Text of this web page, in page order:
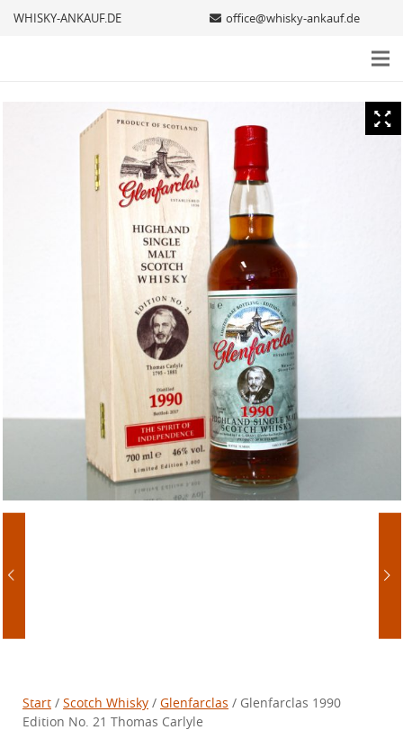
WHISKY-ANKAUF.DE office@whisky-ankauf.de
Start / Scotch Whisky / Glenfarclas / Glenfarclas 1990
Edition No. 21 Thomas Carlyle